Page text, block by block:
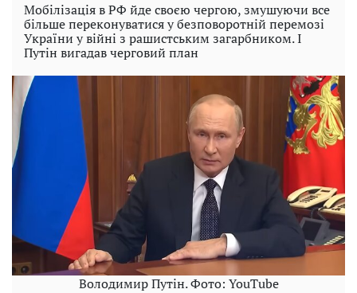
Мобілізація в РФ йде своєю чергою, змушуючи все
більше переконуватися у безповоротній перемозі
України у війні з рашистським загарбником. І
Путін вигадав черговий план
Володимир Путін. Фото: YouTube